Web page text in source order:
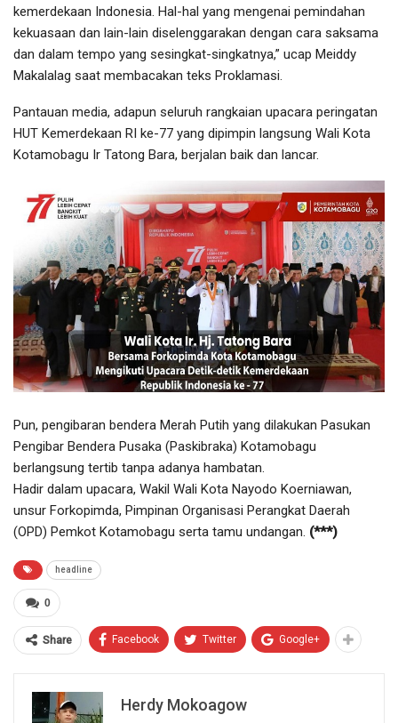
kemerdekaan Indonesia. Hal-hal yang mengenai pemindahan
kekuasaan dan lain-lain diselenggarakan dengan cara saksama
dan dalam tempo yang sesingkat-singkatnya,” ucap Meiddy
Makalalag saat membacakan teks Proklamasi.
Pantauan media, adapun seluruh rangkaian upacara peringatan
HUT Kemerdekaan RI ke-77 yang dipimpin langsung Wali Kota
Kotamobagu Ir Tatong Bara, berjalan baik dan lancar.
Pun, pengibaran bendera Merah Putih yang dilakukan Pasukan
Pengibar Bendera Pusaka (Paskibraka) Kotamobagu
berlangsung tertib tanpa adanya hambatan.
Hadir dalam upacara, Wakil Wali Kota Nayodo Koerniawan,
unsur Forkopimda, Pimpinan Organisasi Perangkat Daerah
(OPD) Pemkot Kotamobagu serta tamu undangan. (***)
headline
0
Share Facebook Twitter Google+
Herdy Mokoagow